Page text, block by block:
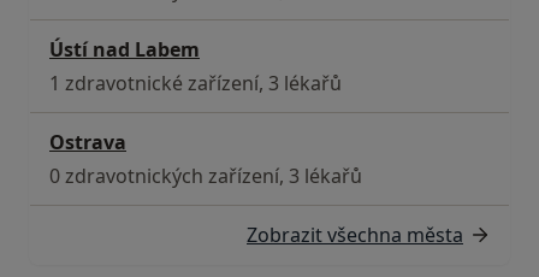
Ústí nad Labem
1 zdravotnické zařízení, 3 lékařů
Ostrava
0 zdravotnických zařízení, 3 lékařů
Zobrazit všechna města